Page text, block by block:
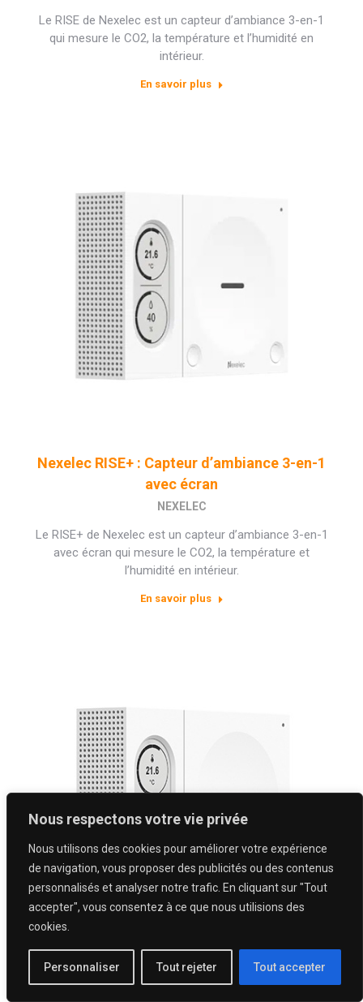
Nous respectons votre vie privée
Nous utilisons des cookies pour améliorer votre expérience
de navigation, vous proposer des publicités ou des contenus
personnalisés et analyser notre trafic. En cliquant sur "Tout
accepter", vous consentez à ce que nous utilisions des
cookies.
Personnaliser Tout rejeter Tout accepter
Le RISE de Nexelec est un capteur d’ambiance 3-en-1
qui mesure le CO2, la température et l’humidité en
intérieur.
En savoir plus
Nexelec RISE+ : Capteur d’ambiance 3-en-1
avec écran
NEXELEC
Le RISE+ de Nexelec est un capteur d’ambiance 3-en-1
avec écran qui mesure le CO2, la température et
l’humidité en intérieur.
En savoir plus
Nexelec SENSE+ : Capteur d’ambiance 9-en-
1 avec écran